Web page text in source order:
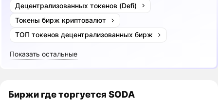
Децентрализованных токенов (Defi)
Токены бирж криптовалют
ТОП токенов децентрализованных бирж
Показать остальные
Биржи где торгуется SODA